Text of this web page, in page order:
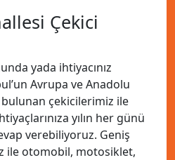
Çekici
yada ihtiyacınız
Avrupa ve Anadolu
bulunan çekicilerimiz ile
yılın her günü
verebiliyoruz. Geniş
ile otomobil, motosiklet,